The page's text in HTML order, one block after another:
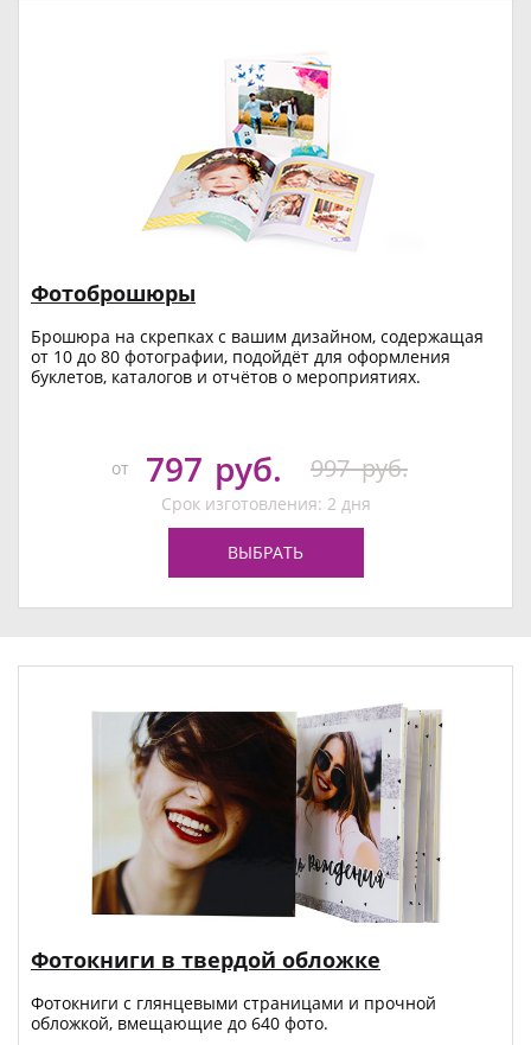
Фотоброшюры
Брошюра на скрепках с вашим дизайном, содержащая
от 10 до 80 фотографии, подойдёт для оформления
буклетов, каталогов и отчётов о мероприятиях.
от 797 руб. 997 руб.
Срок изготовления: 2 дня
ВЫБРАТЬ
Фотокниги в твердой обложке
Фотокниги с глянцевыми страницами и прочной
обложкой, вмещающие до 640 фото.